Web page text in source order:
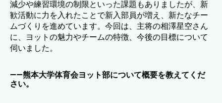
減少や練習環境の制限といった課題もありましたが、新
歓活動に力を入れたことで新入部員が増え、新たなチー
ムづくりを進めています。今回は、主将の相澤星空さん
に、ヨットの魅力やチームの特徴、今後の目標について
伺いました。
——熊本大学体育会ヨット部について概要を教えてくだ
さい。